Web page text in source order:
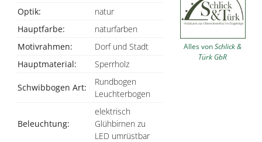
Optik:
natur
Hauptfarbe:
naturfarben
Motivrahmen:
Dorf und Stadt
Hauptmaterial:
Sperrholz
Schwibbogen Art:
Rundbogen
Leuchterbogen
Beleuchtung:
elektrisch
Glühbirnen zu
LED umrüstbar
Alles vonSchlick &
Türk GbR